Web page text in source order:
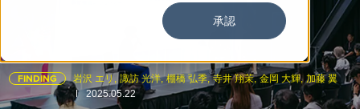
承認
FINDING 岩沢 エリ, 諏訪 光洋, 棚橋 弘季, 寺井 翔茉, 金岡 大輝, 加藤 翼
2025.05.22